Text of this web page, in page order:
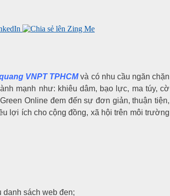
VNPT TPHCMvà có nhu cầu ngăn chặn
mạnh như: khiêu dâm, bạo lực, ma túy, cờ
Online đem đến sự đơn giản, thuận tiện,
lợi ích cho cộng đồng, xã hội trên môi trường
sách web đen;